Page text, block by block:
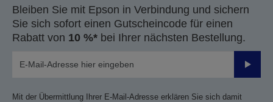
Bleiben Sie mit Epson in Verbindung und sichern
Sie sich sofort einen Gutscheincode für einen
Rabatt von 10 %* bei Ihrer nächsten Bestellung.
Mit der Übermittlung Ihrer E-Mail-Adresse erklären Sie sich damit